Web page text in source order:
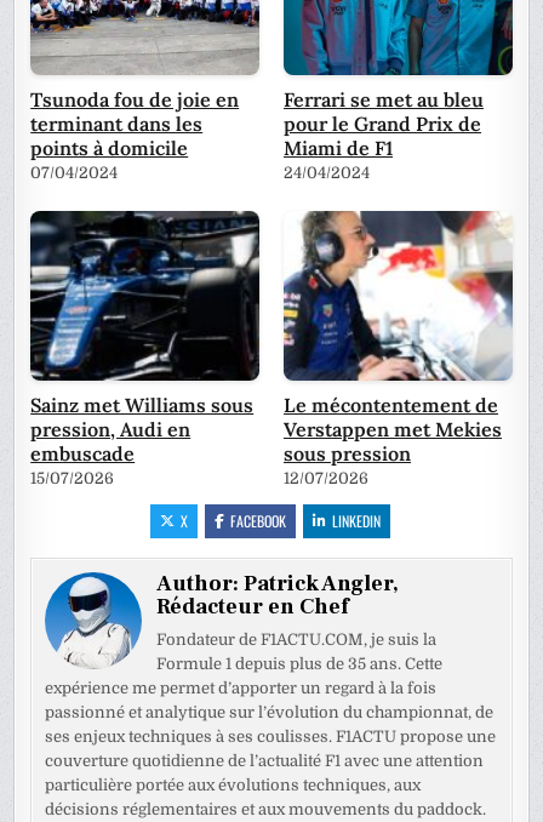
Tsunoda fou de joie en
terminant dans les
points à domicile
07/04/2024
Ferrari se met au bleu
pour le Grand Prix de
Miami de F1
24/04/2024
Sainz met Williams sous
pression, Audi en
embuscade
15/07/2026
Le mécontentement de
Verstappen met Mekies
sous pression
12/07/2026
X FACEBOOK LINKEDIN
Author:Patrick Angler,
Rédacteur en Chef
Fondateur de F1ACTU.COM, je suis la
Formule 1 depuis plus de 35 ans. Cette
expérience me permet d’apporter un regard à la fois
passionné et analytique sur l’évolution du championnat, de
ses enjeux techniques à ses coulisses. F1ACTU propose une
couverture quotidienne de l’actualité F1 avec une attention
particulière portée aux évolutions techniques, aux
décisions réglementaires et aux mouvements du paddock.